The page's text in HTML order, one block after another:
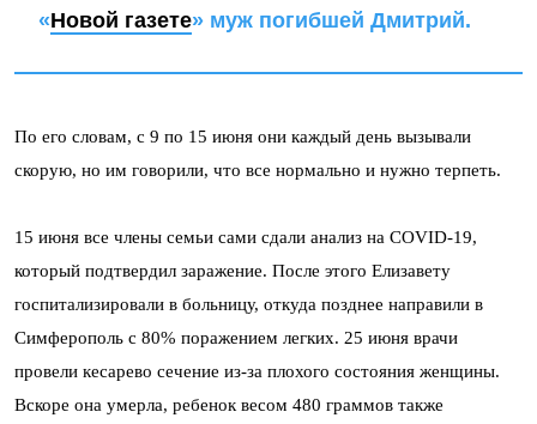
«Новой газете» муж погибшей Дмитрий.
По его словам, с 9 по 15 июня они каждый день вызывали
скорую, но им говорили, что все нормально и нужно терпеть.
15 июня все члены семьи сами сдали анализ на COVID-19,
который подтвердил заражение. После этого Елизавету
госпитализировали в больницу, откуда позднее направили в
Симферополь с 80% поражением легких. 25 июня врачи
провели кесарево сечение из-за плохого состояния женщины.
Вскоре она умерла, ребенок весом 480 граммов также